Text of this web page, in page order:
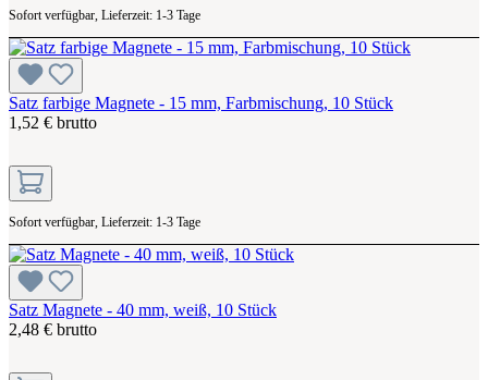
Sofort verfügbar, Lieferzeit: 1-3 Tage
Satz farbige Magnete - 15 mm, Farbmischung, 10 Stück
1,52 € brutto
Sofort verfügbar, Lieferzeit: 1-3 Tage
Satz Magnete - 40 mm, weiß, 10 Stück
2,48 € brutto